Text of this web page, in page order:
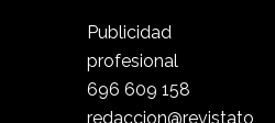
Publicidad
profesional
696 609 158
redaccion@revistato